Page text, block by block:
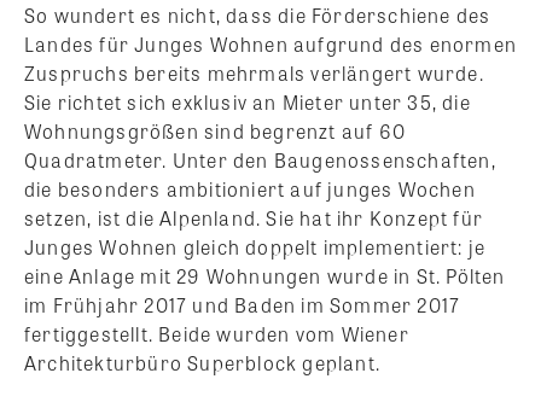
So wundert es nicht, dass die Förderschiene des
Landes für Junges Wohnen aufgrund des enormen
Zuspruchs bereits mehrmals verlängert wurde.
Sie richtet sich exklusiv an Mieter unter 35, die
Wohnungsgrößen sind begrenzt auf 60
Quadratmeter. Unter den Baugenossenschaften,
die besonders ambitioniert auf junges Wochen
setzen, ist die Alpenland. Sie hat ihr Konzept für
Junges Wohnen gleich doppelt implementiert: je
eine Anlage mit 29 Wohnungen wurde in St. Pölten
im Frühjahr 2017 und Baden im Sommer 2017
fertiggestellt. Beide wurden vom Wiener
Architekturbüro Superblock geplant.